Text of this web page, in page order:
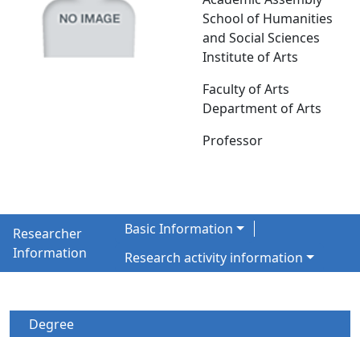
School of Humanities
and Social Sciences
Institute of Arts
Faculty of Arts
Department of Arts
Professor
Researcher
Information
Basic Information
Research activity information
Degree